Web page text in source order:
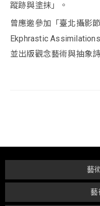
蹤跡與塗抹」。
曾應邀參加「臺北攝影
Ekphrastic
並出版觀念藝術與抽象
藝
藝